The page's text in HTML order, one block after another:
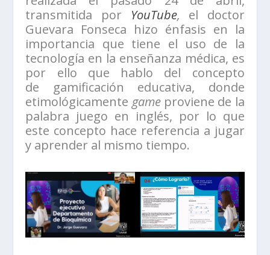
transmitida por YouTube, el doctor
Guevara Fonseca hizo énfasis en la
importancia que tiene el uso de la
tecnología en la enseñanza médica, es
por ello que hablo del concepto
de gamificación educativa, donde
etimológicamente gameproviene de la
palabra juego en inglés, por lo que
este concepto hace referencia a jugar
y aprender al mismo tiempo.